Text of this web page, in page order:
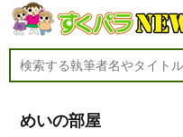
めいの部屋